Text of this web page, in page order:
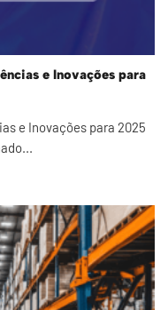
e Inovações para
e Inovações para 2025